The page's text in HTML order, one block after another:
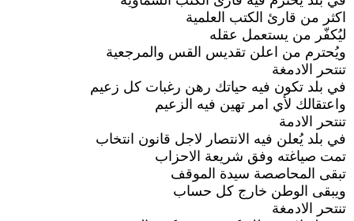
اكثر من قارئ الكتب العلمية
ليُكفّر من يستعمل عقله
ويُحترم من اعلن تقديس القس والمرجعية
تنتحر الادمغة
في بلد تكون فيه حياتك رهن رغبات كل زعيم
واعتقالك لأي امر تهين فيه الزعيم
تنتحر الادمة
في بلد يُعلن فيه الانتصار لاجل قانون انتخاب
تمت صياغته وفق شريعة الاحزاب
تبقى المحاصصة سيدة الموقف
ويبقى الوطن خارج كل حساب
تنتحر الادمغة